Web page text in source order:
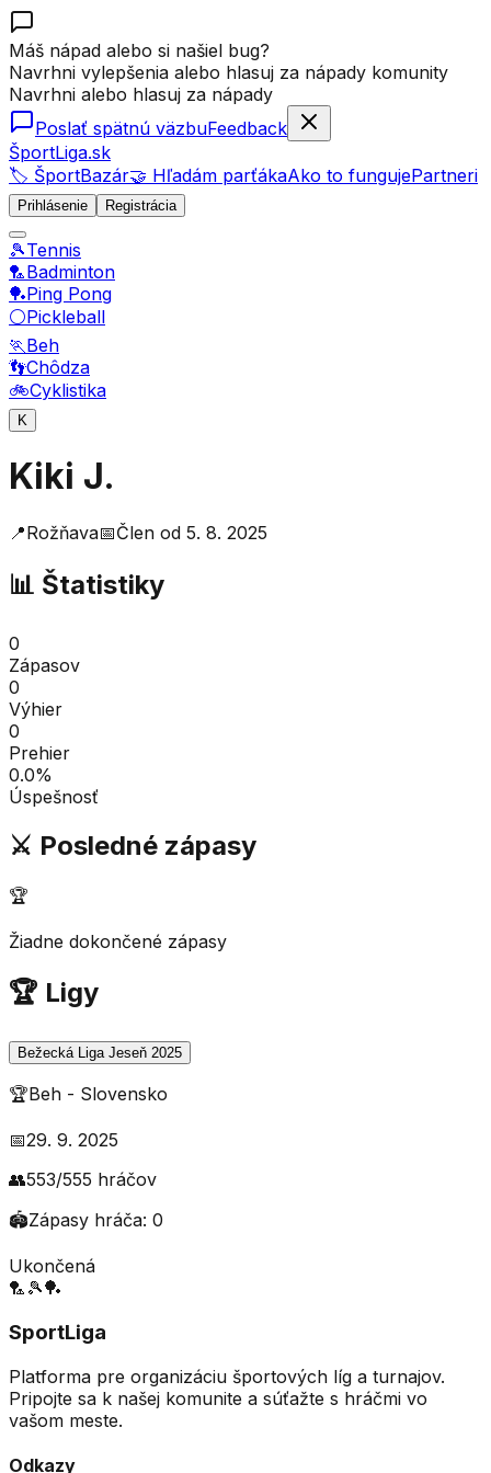
Máš nápad alebo si našiel bug?
Navrhni vylepšenia alebo hlasuj za nápady komunity
Navrhni alebo hlasuj za nápady
Poslať spätnú väzbuFeedback
ŠportLiga.sk
🏷️ ŠportBazár🤝 Hľadám parťákaAko to fungujePartneri
Prihlásenie Registrácia
🎾Tennis
🏸Badminton
🏓Ping Pong
⚪Pickleball
🏃Beh
👣Chôdza
🚲Cyklistika
K
Kiki J.
📍Rožňava📅Člen od 5. 8. 2025
📊 Štatistiky
0
Zápasov
0
Výhier
0
Prehier
0.0%
Úspešnosť
⚔️ Posledné zápasy
🏆
Žiadne dokončené zápasy
🏆 Ligy
Bežecká Liga Jeseň 2025
🏆Beh - Slovensko
📅29. 9. 2025
👥553/555 hráčov
🏟️Zápasy hráča: 0
Ukončená
🏸 🎾🏓
SportLiga
Platforma pre organizáciu športových líg a turnajov.
Pripojte sa k našej komunite a súťažte s hráčmi vo
vašom meste.
Odkazy